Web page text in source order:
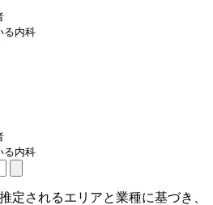
る内科
る内科
定されるエリアと業種に基づき、